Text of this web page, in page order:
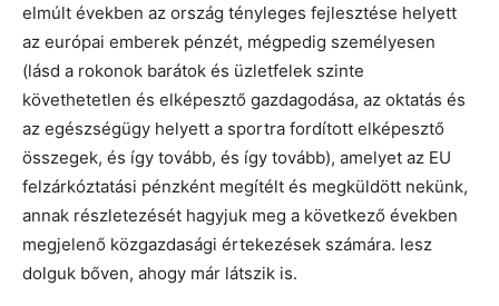
elmúlt években az ország tényleges fejlesztése helyett
az európai emberek pénzét, mégpedig személyesen
(lásd a rokonok barátok és üzletfelek szinte
követhetetlen és elképesztő gazdagodása, az oktatás és
az egészségügy helyett a sportra fordított elképesztő
összegek, és így tovább, és így tovább), amelyet az EU
felzárkóztatási pénzként megítélt és megküldött nekünk,
annak részletezését hagyjuk meg a következő években
megjelenő közgazdasági értekezések számára. lesz
dolguk bőven, ahogy már látszik is.